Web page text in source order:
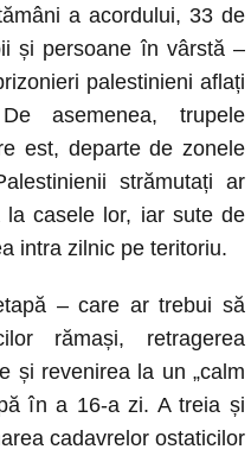
a acordului, 33 de
și persoane în vârstă –
palestinieni aflați
asemenea, trupele
est, departe de zonele
strămutați ar
casele lor, iar sute de
intra zilnic pe teritoriu.
– care ar trebui să
rămași, retragerea
și revenirea la un „calm
în a 16-a zi. A treia și
cadavrelor ostaticilor